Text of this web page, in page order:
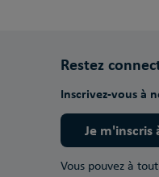
Restez
Inscrivez-vous à
Je m'inscris
Vous pouvez à